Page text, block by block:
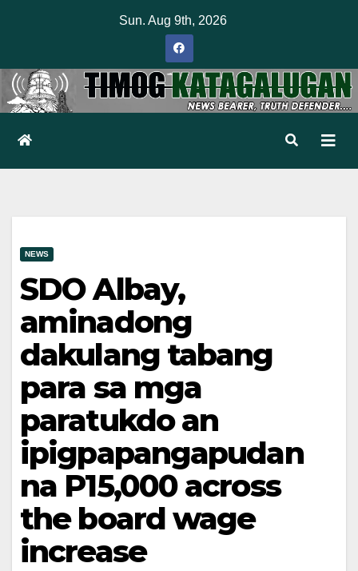
Sun. Aug 9th, 2026
NEWS
SDO Albay,
aminadong
dakulang tabang
para sa mga
paratukdo an
ipigpapangapudan
na P15,000 across
the board wage
increase